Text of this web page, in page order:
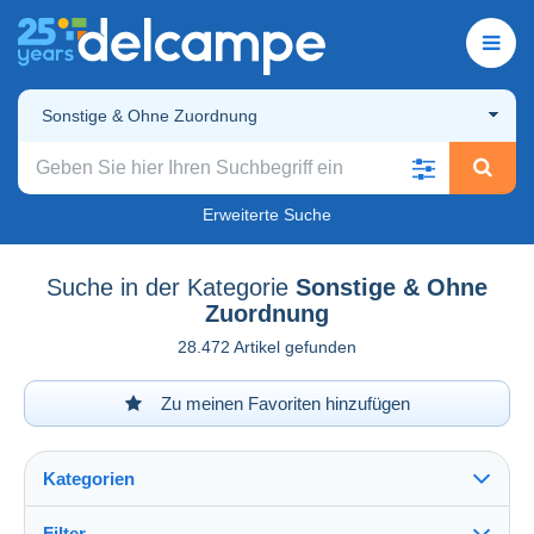
Sonstige & Ohne Zuordnung
Erweiterte Suche
Suche in der Kategorie Sonstige & Ohne
Zuordnung
28.472 Artikel gefunden
Zu meinen Favoriten hinzufügen
Kategorien